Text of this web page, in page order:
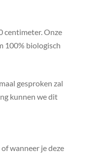
centimeter. Onze
100% biologisch
gesproken zal
kunnen we dit
wanneer je deze